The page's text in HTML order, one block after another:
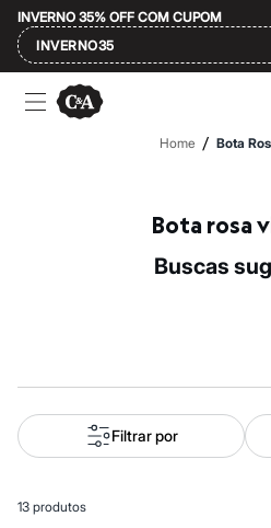
INVERNO 35% OFF COM CUPOM
INVERNO35
Ofertas
Compre por Departamento
Alfaiataria
Novidades
Roupas
Blusas e Camisetas
Casacos e Jaquetas
Home / Bota
Bota rosa
buscas
Filtrar por
13 produtos